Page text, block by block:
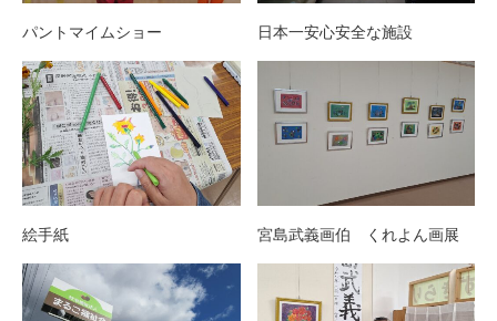
パントマイムショー 日本一安心安全な施設
絵手紙 宮島武義画伯 くれよん画展